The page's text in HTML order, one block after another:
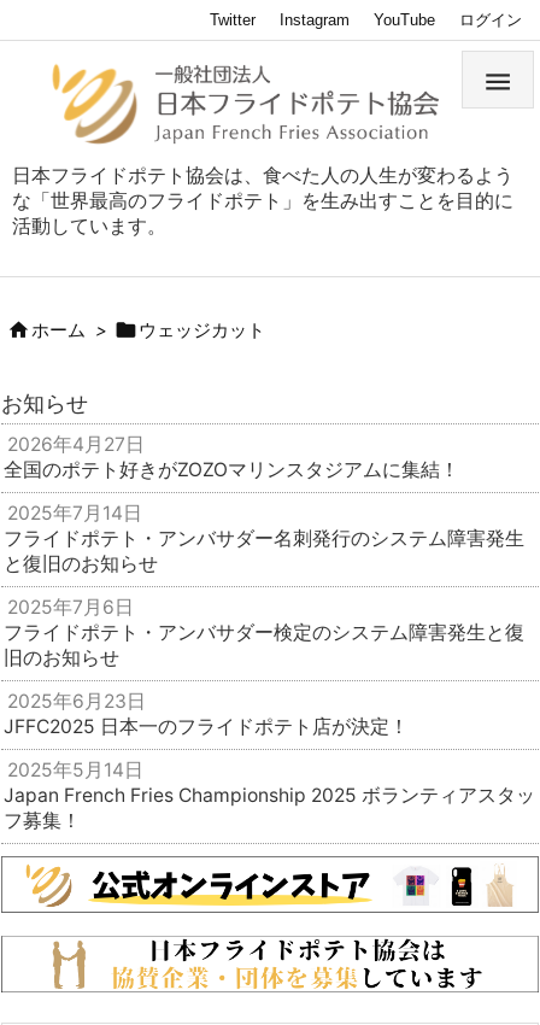
日本フライドポテト協会は、食べた人の人生が変わるよう
な「世界最高のフライドポテト」を生み出すことを目的に
活動しています。

Twitter Instagram YouTube ログイン
ホーム > ウェッジカット
お知らせ
2026年4月27日
全国のポテト好きがZOZOマリンスタジアムに集結！
2025年7月14日
フライドポテト・アンバサダー名刺発行のシステム障害発生
と復旧のお知らせ
2025年7月6日
フライドポテト・アンバサダー検定のシステム障害発生と復
旧のお知らせ
2025年6月23日
JFFC2025 日本一のフライドポテト店が決定！
2025年5月14日
Japan French Fries Championship 2025 ボランティアスタッ
フ募集！